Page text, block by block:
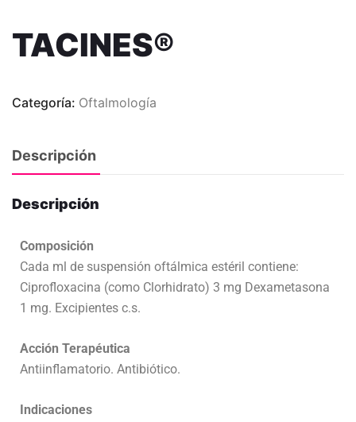
TACINES®
Categoría: Oftalmología
Descripción
Descripción
Composición
Cada ml de suspensión oftálmica estéril contiene:
Ciprofloxacina (como Clorhidrato) 3 mg Dexametasona
1 mg. Excipientes c.s.
Acción Terapéutica
Antiinflamatorio. Antibiótico.
Indicaciones